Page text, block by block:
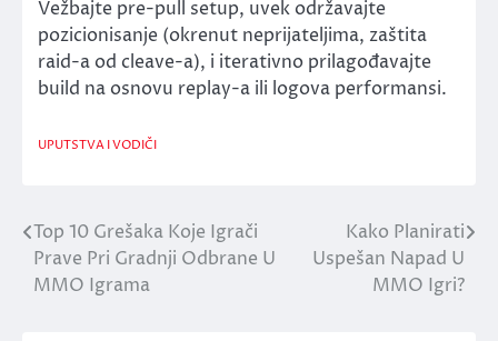
Vežbajte pre-pull setup, uvek održavajte
pozicionisanje (okrenut neprijateljima, zaštita
raid-a od cleave-a), i iterativno prilagođavajte
build na osnovu replay-a ili logova performansi.
UPUTSTVA I VODIČI
Post
navigation
Top 10 Grešaka Koje Igrači
Prave Pri Gradnji Odbrane U
MMO Igrama
Kako Planirati
Uspešan Napad U
MMO Igri?